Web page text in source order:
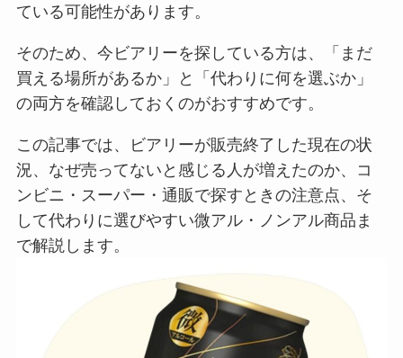
ている可能性があります。
そのため、今ビアリーを探している方は、「まだ
買える場所があるか」と「代わりに何を選ぶか」
の両方を確認しておくのがおすすめです。
この記事では、ビアリーが販売終了した現在の状
況、なぜ売ってないと感じる人が増えたのか、コ
ンビニ・スーパー・通販で探すときの注意点、そ
して代わりに選びやすい微アル・ノンアル商品ま
で解説します。